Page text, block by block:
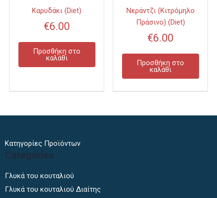
Καρυδάκι (Diet)
€6.00
Προσθήκη στο
καλάθι
Νεράντζι (Κιτρόμηλο
Πράσινο) (Diet)
€6.00
Προσθήκη στο
καλάθι
Κατηγορίες Προϊόντων
Categories
Γλυκά του κουταλιού
Γλυκά του κουταλιού Διαίτης